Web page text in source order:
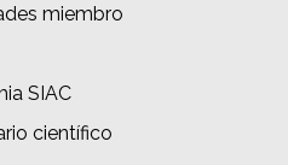
miembro
SIAC
científico